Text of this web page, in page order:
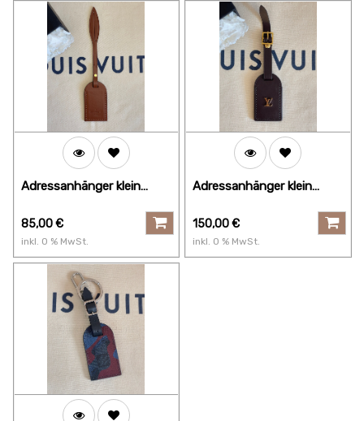
Adressanhänger klein
85,00€
inkl. 0 % MwSt.
Adressanhänger klein
150,00€
inkl. 0 % MwSt.